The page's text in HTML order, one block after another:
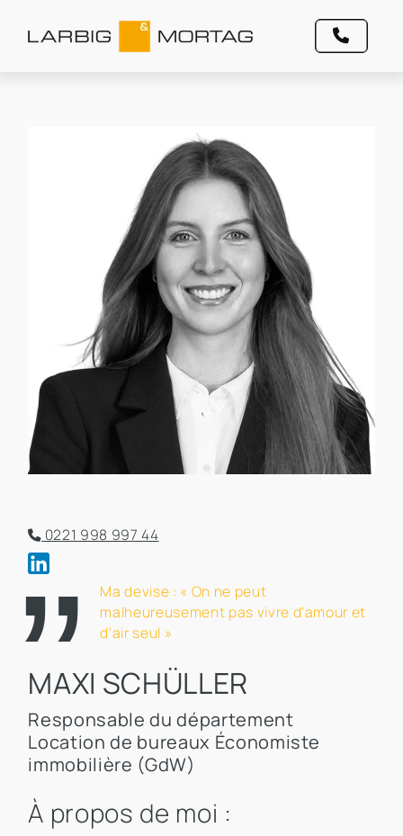
0221 998 997 44
Ma devise : « On ne peut
malheureusement pas vivre d'amour et
d'air seul »
MAXI SCHÜLLER
Responsable du département
Location de bureaux Économiste
immobilière (GdW)
À propos de moi :